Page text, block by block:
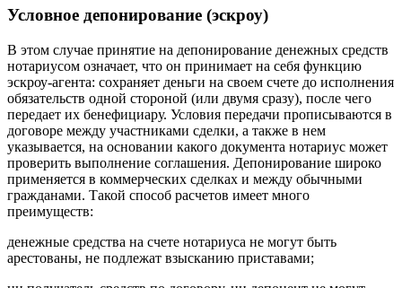
Условное депонирование (эскроу)
В этом случае принятие на депонирование денежных средств
нотариусом означает, что он принимает на себя функцию
эскроу-агента: сохраняет деньги на своем счете до исполнения
обязательств одной стороной (или двумя сразу), после чего
передает их бенефициару. Условия передачи прописываются в
договоре между участниками сделки, а также в нем
указывается, на основании какого документа нотариус может
проверить выполнение соглашения. Депонирование широко
применяется в коммерческих сделках и между обычными
гражданами. Такой способ расчетов имеет много
преимуществ:
денежные средства на счете нотариуса не могут быть
арестованы, не подлежат взысканию приставами;